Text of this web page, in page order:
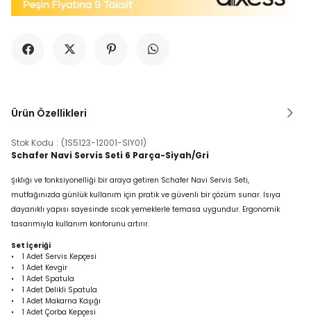
Ürün Özellikleri
Stok Kodu
(1S5123-12001-SIY01)
Schafer Navi Servis Seti 6 Parça-Siyah/Gri
Şıklığı ve fonksiyonelliği bir araya getiren Schafer Navi Servis Seti,
mutfağınızda günlük kullanım için pratik ve güvenli bir çözüm sunar. Isıya
dayanıklı yapısı sayesinde sıcak yemeklerle temasa uygundur. Ergonomik
tasarımıyla kullanım konforunu artırır.
Set İçeriği
• 1 Adet Servis Kepçesi
• 1 Adet Kevgir
• 1 Adet Spatula
• 1 Adet Delikli Spatula
• 1 Adet Makarna Kaşığı
• 1 Adet Çorba Kepçesi